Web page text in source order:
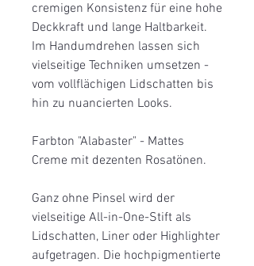
cremigen Konsistenz für eine hohe
Deckkraft und lange Haltbarkeit.
Im Handumdrehen lassen sich
vielseitige Techniken umsetzen -
vom vollflächigen Lidschatten bis
hin zu nuancierten Looks.
Farbton "Alabaster" - Mattes
Creme mit dezenten Rosatönen.
Ganz ohne Pinsel wird der
vielseitige All-in-One-Stift als
Lidschatten, Liner oder Highlighter
aufgetragen. Die hochpigmentierte